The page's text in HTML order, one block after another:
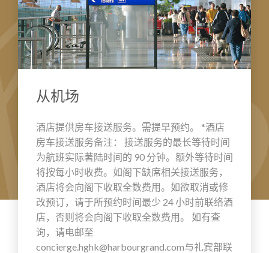
从机场
酒店提供房车接送服务。需提早预约。 *酒店
房车接送服务备注： 接送服务的最长等待时间
为航班实际著陆时间的 90 分钟。额外等待时间
将按每小时收费。如阁下缺席相关接送服务，
酒店将会向阁下收取全数费用。如欲取消或修
改预订，请于所预约时间最少 24 小时前联络酒
店，否则将会向阁下收取全数费用。 如有查
询，请电邮至
concierge.hghk@harbourgrand.com与礼宾部联